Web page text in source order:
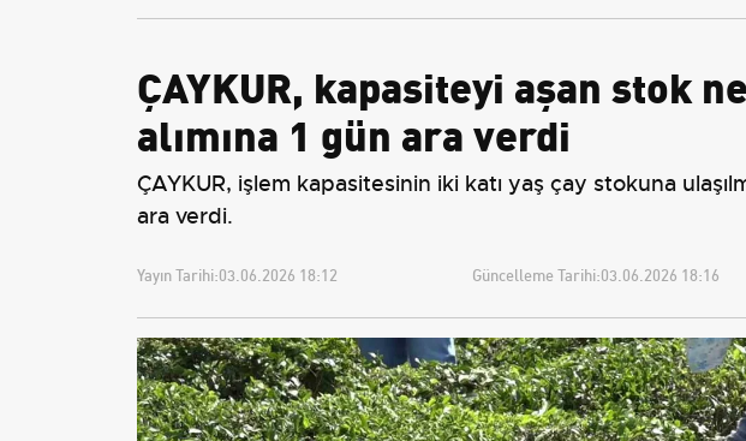
ÇAYKUR, kapasiteyi aşan stok
alımına 1 gün ara verdi
ÇAYKUR, işlem kapasitesinin iki katı yaş çay stokuna
ara verdi.
Yayın Tarihi:03.06.2026 18:12 Güncelleme Tarihi:03.06.2026 18:16